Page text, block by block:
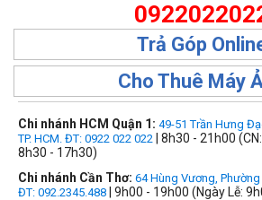
Trả Góp
Cho Thuê Máy
Chi nhánh HCM Quận 1: 49-51 Trần Hưng
TP. HCM. ĐT: 0922 022 022 | 8h30 - 21h00
8h30 - 17h30)
Chi nhánh Cần Thơ: 64 Hùng Vương, Phường
ĐT: 092.2345.488 | 9h00 - 19h00 (Ngày Lễ: